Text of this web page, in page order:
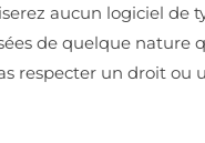
aucun logiciel
de quelque nature
respecter un droit